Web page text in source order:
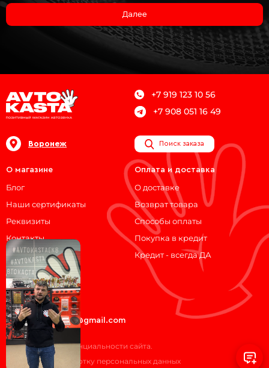
Далее
+7 919 123 10 56
+7 908 051 16 49
Воронеж Поиск заказа
О магазине
Блог
Наши сертификаты
Реквизиты
Контакты
Оплата и доставка
О доставке
Возврат товара
Способы оплаты
Покупка в кредит
Кредит - всегда ДА
Мы на связи!
ВКонтакте
Telegram
avtokasta74@gmail.com
Политика конфиденциальности сайта.
Согласие на обработку персональных данных